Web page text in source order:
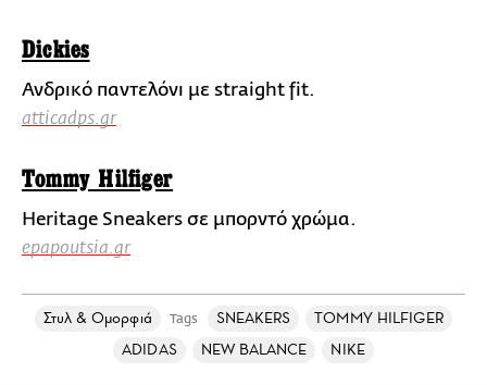
Dickies
Ανδρικό παντελόνι με straight fit.
atticadps.gr
Tommy Hilfiger
Heritage Sneakers σε μπορντό χρώμα.
epapoutsia.gr
Στυλ & Ομορφιά Tags SNEAKERS
TOMMY HILFIGER
ADIDAS
NEW BALANCE NIKE